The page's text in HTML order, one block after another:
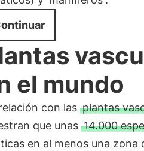
el mundo
con las plantas
que unas 14.000
en al menos una